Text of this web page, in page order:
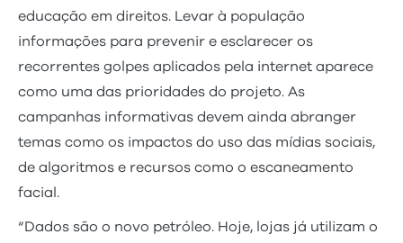
educação em direitos. Levar à população
informações para prevenir e esclarecer os
recorrentes golpes aplicados pela internet aparece
como uma das prioridades do projeto. As
campanhas informativas devem ainda abranger
temas como os impactos do uso das mídias sociais,
de algoritmos e recursos como o escaneamento
facial.
“Dados são o novo petróleo. Hoje, lojas já utilizam o